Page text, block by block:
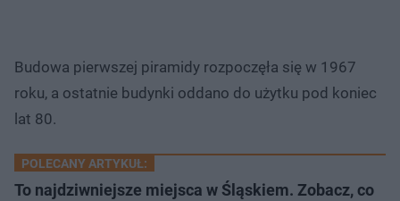
Budowa pierwszej piramidy rozpoczęła się w 1967
roku, a ostatnie budynki oddano do użytku pod koniec
lat 80.
POLECANY ARTYKUŁ:
To najdziwniejsze miejsca w Śląskiem. Zobacz, co